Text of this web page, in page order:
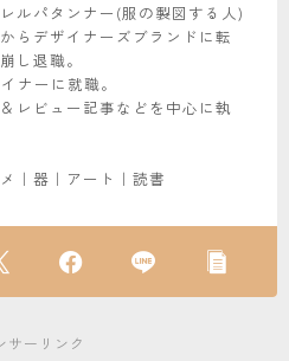
ルパタンナー(服の製図する人)
らデザイナーズブランドに転
し退職。
ナーに就職。
レビュー記事などを中心に執
｜器｜アート｜読書
サーリンク